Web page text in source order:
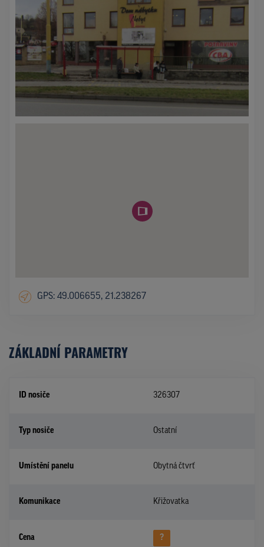
GPS: 49.006655, 21.238267
ZÁKLADNÍ PARAMETRY
ID nosiče 326307
Typ nosiče Ostatní
Umístění panelu Obytná čtvrť
Komunikace Křižovatka
Cena ?